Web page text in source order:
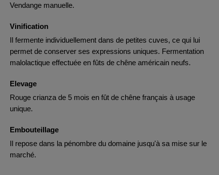
Vendange manuelle.
Vinification
Il fermente individuellement dans de petites cuves, ce qui lui
permet de conserver ses expressions uniques. Fermentation
malolactique effectuée en fûts de chêne américain neufs.
Elevage
Rouge crianza de 5 mois en fût de chêne français à usage
unique.
Embouteillage
Il repose dans la pénombre du domaine jusqu'à sa mise sur le
marché.